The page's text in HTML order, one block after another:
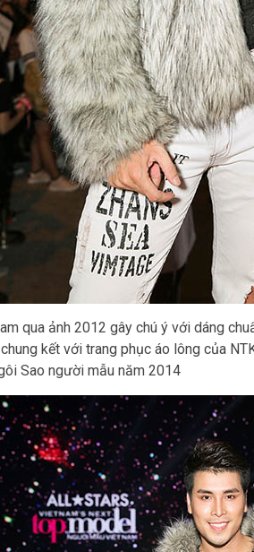
qua ảnh 2012 gây chú ý với dáng
kết với trang phục áo lông của
Sao người mẫu năm 2014